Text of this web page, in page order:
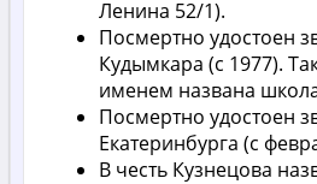
Ленина 52/1).
Посмертно удостоен
Кудымкара (с 1977).
именем названа
Посмертно удостоен
Екатеринбурга (с
В честь Кузнецова